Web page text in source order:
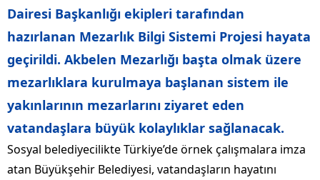
Dairesi Başkanlığı ekipleri tarafından
hazırlanan Mezarlık Bilgi Sistemi Projesi hayata
geçirildi. Akbelen Mezarlığı başta olmak üzere
mezarlıklara kurulmaya başlanan sistem ile
yakınlarının mezarlarını ziyaret eden
vatandaşlara büyük kolaylıklar sağlanacak.
Sosyal belediyecilikte Türkiye’de örnek çalışmalara imza
atan Büyükşehir Belediyesi, vatandaşların hayatını